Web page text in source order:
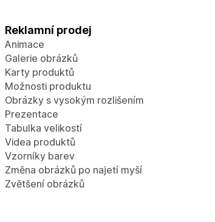
Reklamní prodej
Animace
Galerie obrázků
Karty produktů
Možnosti produktu
Obrázky s vysokým rozlišením
Prezentace
Tabulka velikostí
Videa produktů
Vzorníky barev
Změna obrázků po najetí myší
Zvětšení obrázků